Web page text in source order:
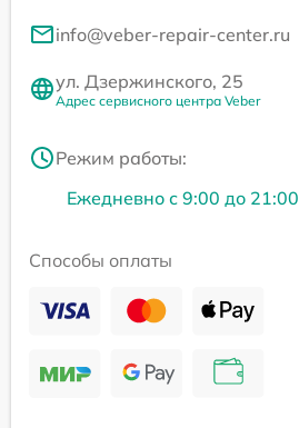
info@veber-repair-center.ru
ул. Дзержинского, 25
Адрес сервисного центра Veber
Режим работы:
Ежедневно с 9:00 до 21:00
Способы оплаты